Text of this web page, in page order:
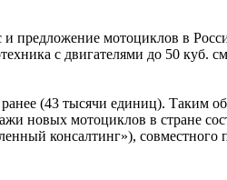
предложение мотоциклов в
с двигателями до 50 куб.
(43 тысячи единиц). Таким
новых мотоциклов в стране
консалтинг»), совместного